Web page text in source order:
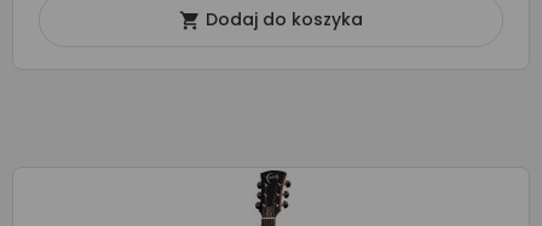
 Dodaj do koszyka